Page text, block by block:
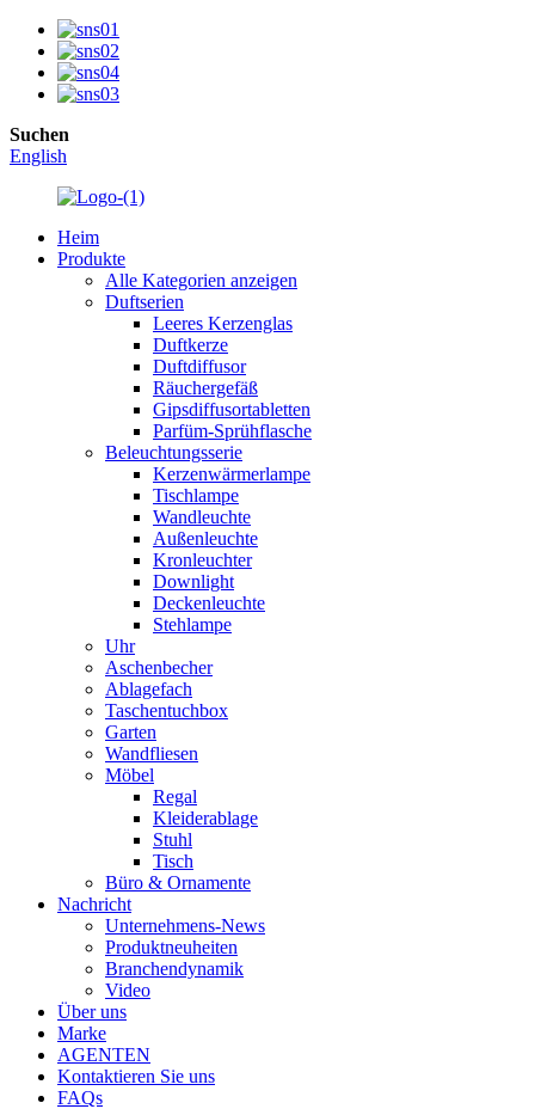
Suchen
English
Heim
Produkte
Alle Kategorien anzeigen
Duftserien
Leeres Kerzenglas
Duftkerze
Duftdiffusor
Räuchergefäß
Gipsdiffusortabletten
Parfüm-Sprühflasche
Beleuchtungsserie
Kerzenwärmerlampe
Tischlampe
Wandleuchte
Außenleuchte
Kronleuchter
Downlight
Deckenleuchte
Stehlampe
Uhr
Aschenbecher
Ablagefach
Taschentuchbox
Garten
Wandfliesen
Möbel
Regal
Kleiderablage
Stuhl
Tisch
Büro & Ornamente
Nachricht
Unternehmens-News
Produktneuheiten
Branchendynamik
Video
Über uns
Marke
AGENTEN
Kontaktieren Sie uns
FAQs